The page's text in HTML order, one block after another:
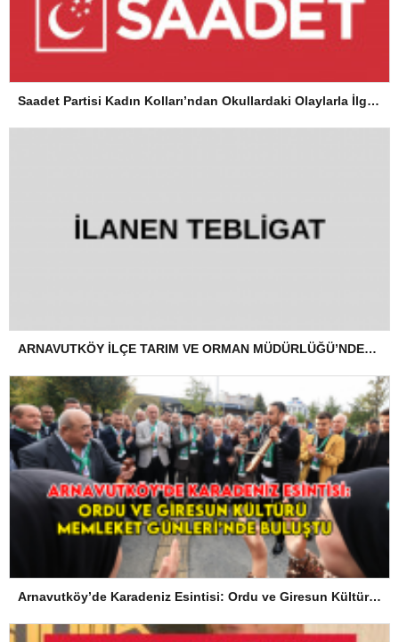
Saadet Partisi Kadın Kolları’ndan Okullardaki Olaylarla İlgili Basın Açıklaması
ARNAVUTKÖY İLÇE TARIM VE ORMAN MÜDÜRLÜĞÜ’NDEN İLANEN TEBLİGAT
Arnavutköy’de Karadeniz Esintisi: Ordu ve Giresun Kültürü Memleket Günleri’nde Buluştu